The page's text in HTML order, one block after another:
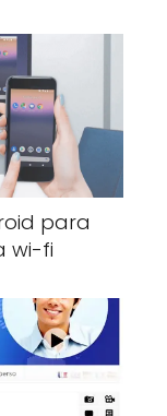
para
wi-fi